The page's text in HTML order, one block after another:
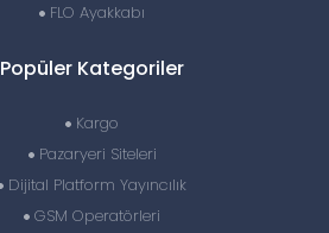
FLO Ayakkabı
Popüler Kategoriler
Kargo
Pazaryeri Siteleri
Dijital Platform Yayıncılık
GSM Operatörleri